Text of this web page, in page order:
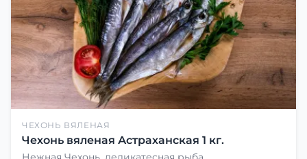
ЧЕХОНЬ ВЯЛЕНАЯ
Чехонь вяленая Астраханская 1 кг.